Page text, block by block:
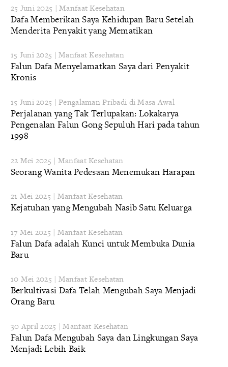
25 Juni 2025 | Manfaat Kesehatan
Dafa Memberikan Saya Kehidupan Baru Setelah
Menderita Penyakit yang Mematikan
15 Juni 2025 | Manfaat Kesehatan
Falun Dafa Menyelamatkan Saya dari Penyakit
Kronis
15 Juni 2025 | Pengalaman Pribadi di Masa Awal
Perjalanan yang Tak Terlupakan: Lokakarya
Pengenalan Falun Gong Sepuluh Hari pada tahun
1998
22 Mei 2025 | Manfaat Kesehatan
Seorang Wanita Pedesaan Menemukan Harapan
21 Mei 2025 | Manfaat Kesehatan
Kejatuhan yang Mengubah Nasib Satu Keluarga
17 Mei 2025 | Manfaat Kesehatan
Falun Dafa adalah Kunci untuk Membuka Dunia
Baru
10 Mei 2025 | Manfaat Kesehatan
Berkultivasi Dafa Telah Mengubah Saya Menjadi
Orang Baru
30 April 2025 | Manfaat Kesehatan
Falun Dafa Mengubah Saya dan Lingkungan Saya
Menjadi Lebih Baik